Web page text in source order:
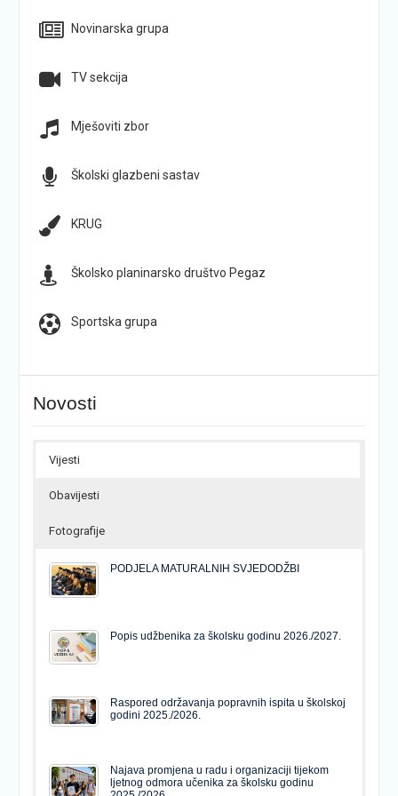
Novinarska grupa
TV sekcija
Mješoviti zbor
Školski glazbeni sastav
KRUG
Školsko planinarsko društvo Pegaz
Sportska grupa
Novosti
Vijesti
Obavijesti
Fotografije
PODJELA MATURALNIH SVJEDODŽBI
Popis udžbenika za školsku godinu 2026./2027.
Raspored održavanja popravnih ispita u školskoj
godini 2025./2026.
Najava promjena u radu i organizaciji tijekom
ljetnog odmora učenika za školsku godinu